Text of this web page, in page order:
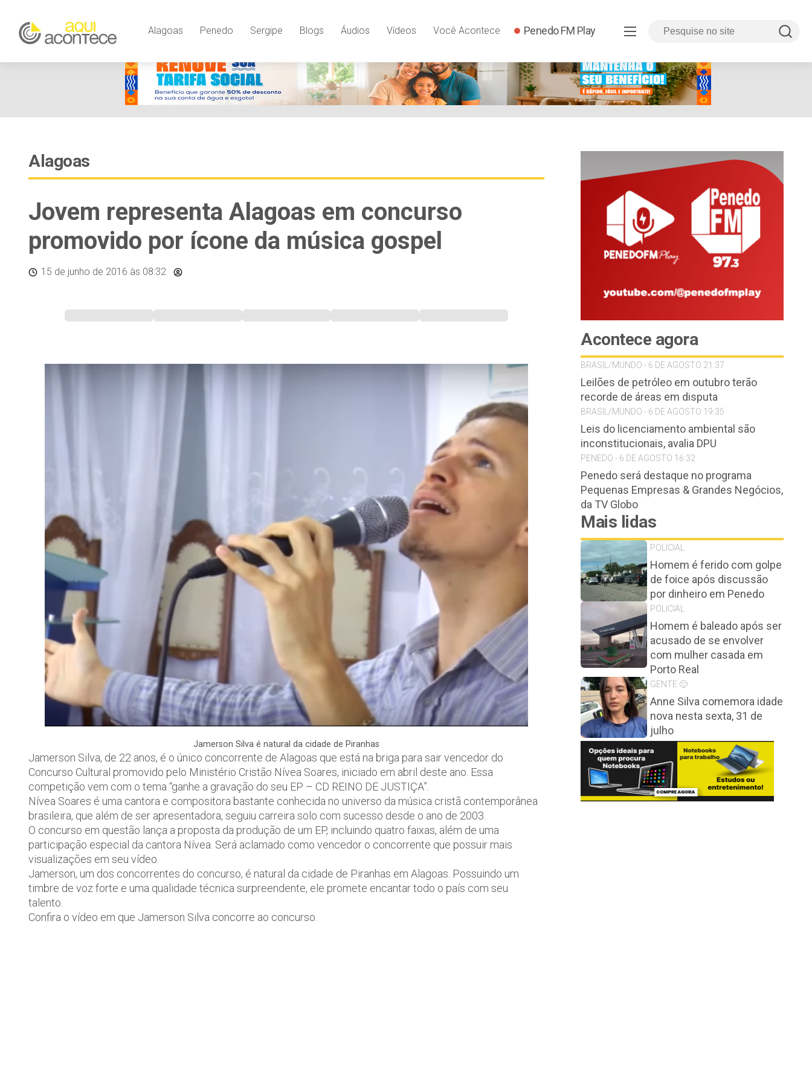
Alagoas Penedo Sergipe Blogs Áudios Vídeos Você Acontece Penedo FM Play
Alagoas
Jovem representa Alagoas em concurso
promovido por ícone da música gospel
15 de junho de 2016 às 08:32
Jamerson Silva é natural da cidade de Piranhas
Jamerson Silva, de 22 anos, é o único concorrente de Alagoas que está na briga para sair vencedor do
Concurso Cultural promovido pelo Ministério Cristão Nívea Soares, iniciado em abril deste ano. Essa
competição vem com o tema “ganhe a gravação do seu EP – CD REINO DE JUSTIÇA”.
Nívea Soares é uma cantora e compositora bastante conhecida no universo da música cristã contemporânea
brasileira, que além de ser apresentadora, seguiu carreira solo com sucesso desde o ano de 2003.
O concurso em questão lança a proposta da produção de um EP, incluindo quatro faixas, além de uma
participação especial da cantora Nívea. Será aclamado como vencedor o concorrente que possuir mais
visualizações em seu vídeo.
Jamerson, um dos concorrentes do concurso, é natural da cidade de Piranhas em Alagoas. Possuindo um
timbre de voz forte e uma qualidade técnica surpreendente, ele promete encantar todo o país com seu
talento.
Confira o vídeo em que Jamerson Silva concorre ao concurso.
Acontece agora
BRASIL/MUNDO - 6 DE AGOSTO 21:37
Leilões de petróleo em outubro terão
recorde de áreas em disputa
BRASIL/MUNDO - 6 DE AGOSTO 19:35
Leis do licenciamento ambiental são
inconstitucionais, avalia DPU
PENEDO - 6 DE AGOSTO 16:32
Penedo será destaque no programa
Pequenas Empresas & Grandes Negócios,
da TV Globo
Mais lidas
POLICIAL
Homem é ferido com golpe
de foice após discussão
por dinheiro em Penedo
POLICIAL
Homem é baleado após ser
acusado de se envolver
com mulher casada em
Porto Real
GENTE 🙂
Anne Silva comemora idade
nova nesta sexta, 31 de
julho